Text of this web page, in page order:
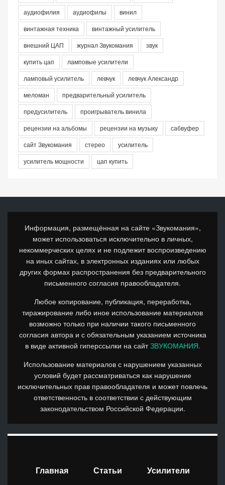
аудиофилия
аудиофилы
винил
винтажная техника
винтажный усилитель
внешний ЦАП
журнал Звукомания
звук
купить цап
ламповые усилители
ламповый усилитель
левчук
левчук Александр
меломан
предварительный усилитель
предусилитель
проигрыватель винила
рецензии на альбомы
рецензии на музыку
сабвуфер
сайт Звукомания
стерео
усилитель
усилитель мощности
цап купить
Информация, размещённая на сайте «Звукомания»,
может использоваться исключительно в личных,
некоммерческих целях и не подлежит воспроизведению
на иных сайтах, в электронных изданиях или любых
других формах распространения без предварительного
письменного согласия правообладателя.
Любое копирование, публикация, переработка,
тиражирование либо иное использование материалов
возможно только при наличии такого письменного
согласия автора и с обязательным указанием источника
в виде активной гиперссылки на сайтЗВУКОМАНИЯ.
Использование материалов с нарушением указанных
условий будет рассматриваться как нарушение
исключительных прав правообладателя и может повлечь
ответственность в соответствии с действующим
законодательством Российской Федерации.
Главная Статьи
Усилители